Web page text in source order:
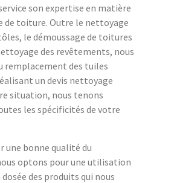
son expertise en matière
de toiture. Outre le nettoyage
le démoussage de toitures
des revêtements, nous
remplacement des tuiles
un devis nettoyage
situation, nous tenons
les spécificités de votre
une bonne qualité du
optons pour une utilisation
des produits qui nous